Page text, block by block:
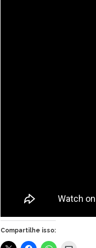
Compartilhe isso: